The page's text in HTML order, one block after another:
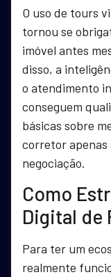
O uso de tours
tornou se
imóvel antes
disso, a
o atendimento
conseguem
básicas sobre
corretor apenas
negociação.
Como
Digital de
Para ter um
realmente